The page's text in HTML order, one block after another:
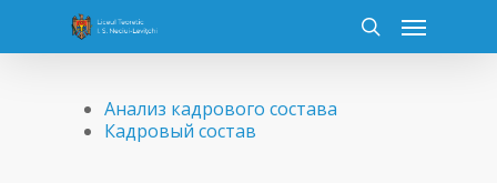
Анализ кадрового состава
Кадровый состав